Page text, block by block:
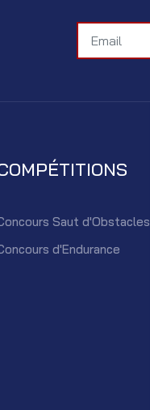
Saut d'Obstacles
d'Endurance